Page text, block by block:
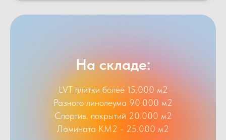
На складе:
LVT плитки более 15.000 м2
Разного линолеума 90.000 м2
Спортив. покрытий 20.000 м2
Ламината КМ2 - 25.000 м2